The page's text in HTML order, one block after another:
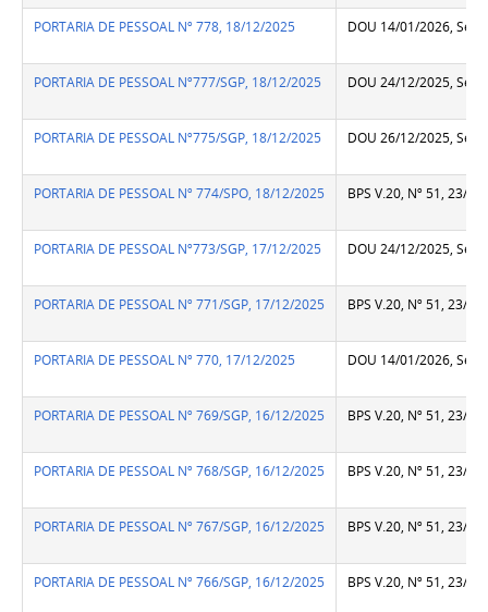
PORTARIA DE PESSOAL Nº 778, 18/12/2025 DOU 14/01/2026,
PORTARIA DE PESSOAL Nº777/SGP, 18/12/2025 DOU 24/12/2025,
PORTARIA DE PESSOAL Nº775/SGP, 18/12/2025 DOU 26/12/2025,
PORTARIA DE PESSOAL Nº 774/SPO, 18/12/2025 BPS V.20, Nº 51, 23/
PORTARIA DE PESSOAL Nº773/SGP, 17/12/2025 DOU 24/12/2025,
PORTARIA DE PESSOAL Nº 771/SGP, 17/12/2025 BPS V.20, Nº 51, 23/
PORTARIA DE PESSOAL Nº 770, 17/12/2025 DOU 14/01/2026,
PORTARIA DE PESSOAL Nº 769/SGP, 16/12/2025 BPS V.20, Nº 51, 23/
PORTARIA DE PESSOAL Nº 768/SGP, 16/12/2025 BPS V.20, Nº 51, 23/
PORTARIA DE PESSOAL Nº 767/SGP, 16/12/2025 BPS V.20, Nº 51, 23/
PORTARIA DE PESSOAL Nº 766/SGP, 16/12/2025 BPS V.20, Nº 51, 23/